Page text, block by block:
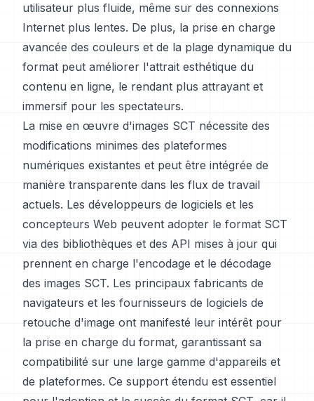
utilisateur plus fluide, même sur des connexions
Internet plus lentes. De plus, la prise en charge
avancée des couleurs et de la plage dynamique du
format peut améliorer l'attrait esthétique du
contenu en ligne, le rendant plus attrayant et
immersif pour les spectateurs.
La mise en œuvre d'images SCT nécessite des
modifications minimes des plateformes
numériques existantes et peut être intégrée de
manière transparente dans les flux de travail
actuels. Les développeurs de logiciels et les
concepteurs Web peuvent adopter le format SCT
via des bibliothèques et des API mises à jour qui
prennent en charge l'encodage et le décodage
des images SCT. Les principaux fabricants de
navigateurs et les fournisseurs de logiciels de
retouche d'image ont manifesté leur intérêt pour
la prise en charge du format, garantissant sa
compatibilité sur une large gamme d'appareils et
de plateformes. Ce support étendu est essentiel